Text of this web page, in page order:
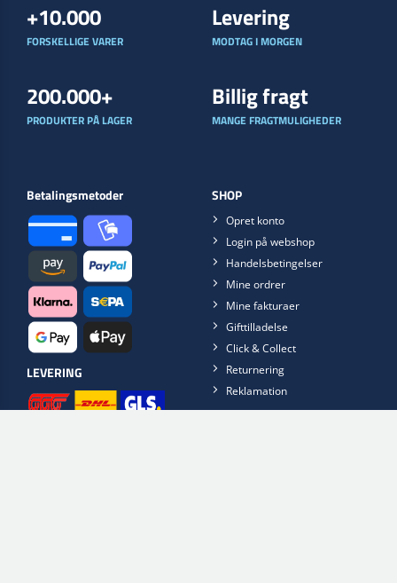
+10.000
FORSKELLIGE VARER
Levering
MODTAG I MORGEN
200.000+
PRODUKTER PÅ LAGER
Billig fragt
MANGE FRAGTMULIGHEDER
Betalingsmetoder
LEVERING
SHOP
Opret konto
Login på webshop
Handelsbetingelser
Mine ordrer
Mine fakturaer
Gifttilladelse
Click & Collect
Returnering
Reklamation